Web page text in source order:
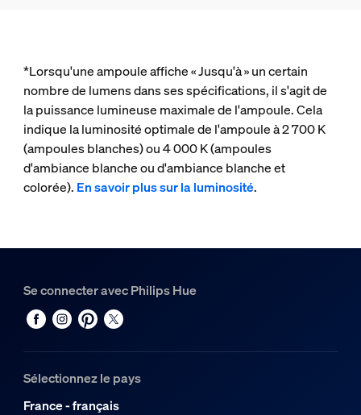
*Lorsqu'une ampoule affiche « Jusqu'à » un certain
nombre de lumens dans ses spécifications, il s'agit de
la puissance lumineuse maximale de l'ampoule. Cela
indique la luminosité optimale de l'ampoule à 2 700 K
(ampoules blanches) ou 4 000 K (ampoules
d'ambiance blanche ou d'ambiance blanche et
colorée). En savoir plus sur la luminosité.
Se connecter avec Philips Hue
Sélectionnez le pays
France - français